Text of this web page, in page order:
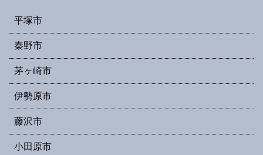
平塚市
秦野市
茅ヶ崎市
伊勢原市
藤沢市
小田原市